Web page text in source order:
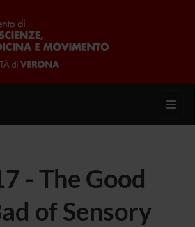
- The Good
of Sensory